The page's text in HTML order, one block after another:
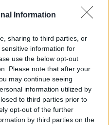
Information
sharing to third parties, or
information for
use the below opt-out
Please note that after your
may continue seeing
information utilized by
to third parties prior to
opt-out of the further
by third parties on the
και η Πολωνία
το παζλ των
της τελικής
που θα
της Γερμανίας